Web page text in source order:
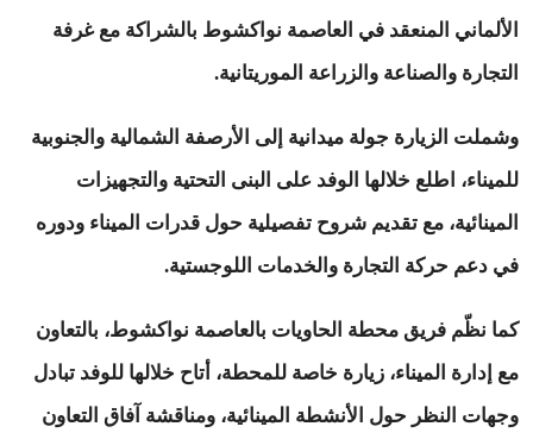
الألماني المنعقد في العاصمة نواكشوط بالشراكة مع غرفة
التجارة والصناعة والزراعة الموريتانية.
وشملت الزيارة جولة ميدانية إلى الأرصفة الشمالية والجنوبية
للميناء، اطلع خلالها الوفد على البنى التحتية والتجهيزات
المينائية، مع تقديم شروح تفصيلية حول قدرات الميناء ودوره
في دعم حركة التجارة والخدمات اللوجستية.
كما نظّم فريق محطة الحاويات بالعاصمة نواكشوط، بالتعاون
مع إدارة الميناء، زيارة خاصة للمحطة، أتاح خلالها للوفد تبادل
وجهات النظر حول الأنشطة المينائية، ومناقشة آفاق التعاون